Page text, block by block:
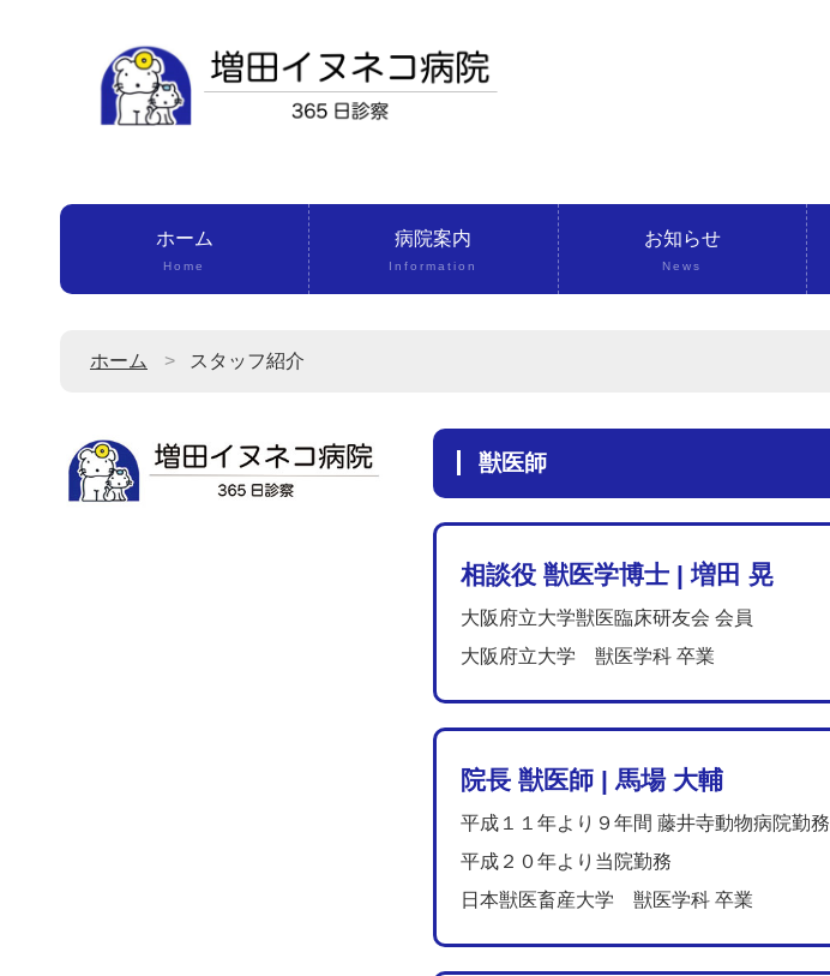
ホーム
Home
病院案内
Information
お知らせ
News
ホーム スタッフ紹介
獣医師
相談役 獣医学博士 | 増田 晃
大阪府立大学獣医臨床研友会 会員
大阪府立大学 獣医学科 卒業
院長 獣医師 | 馬場 大輔
平成１１年より９年間 藤井寺動物病院勤務
平成２０年より当院勤務
日本獣医畜産大学 獣医学科 卒業